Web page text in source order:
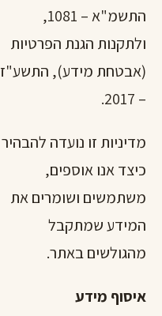
התשמ"א – 1081,
ולתקנות הגנת הפרטיות
(אבטחת מידע), התשע"ז
– 2017.
מדיניות זו נועדה להבהיר
כיצד אנו אוספים,
משתמשים ושומרים את
המידע שמתקבל
מהגולשים באתר.
איסוף מידע